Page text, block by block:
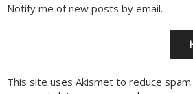
Notify me of new posts by email.
This site uses Akismet to reduce spam.